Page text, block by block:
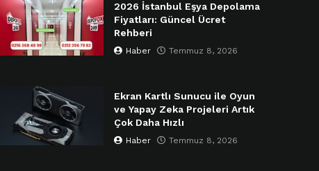
2026 İstanbul Eşya Depolama
Fiyatları: Güncel Ücret
Rehberi
Haber Temmuz 8, 2026
Ekran Kartlı Sunucu ile Oyun
ve Yapay Zeka Projeleri Artık
Çok Daha Hızlı
Haber Temmuz 8, 2026